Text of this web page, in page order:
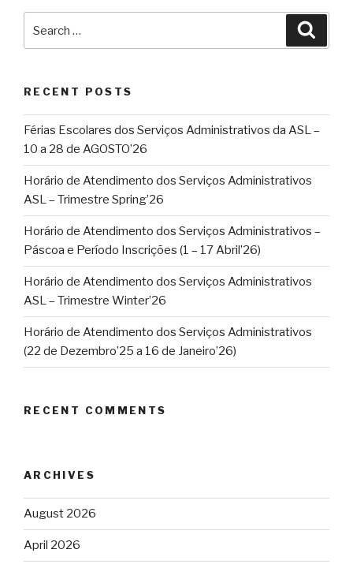
for:
RECENT POSTS
Férias Escolares dos Serviços Administrativos da ASL –
10 a 28 de AGOSTO’26
Horário de Atendimento dos Serviços Administrativos
ASL – Trimestre Spring’26
Horário de Atendimento dos Serviços Administrativos –
Páscoa e Período Inscrições (1 – 17 Abril’26)
Horário de Atendimento dos Serviços Administrativos
ASL – Trimestre Winter’26
Horário de Atendimento dos Serviços Administrativos
(22 de Dezembro’25 a 16 de Janeiro’26)
RECENT COMMENTS
ARCHIVES
August 2026
April 2026